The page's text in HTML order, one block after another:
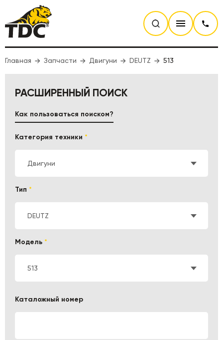
Главная Запчасти Двигуни DEUTZ 513
РАСШИРЕННЫЙ ПОИСК
Категория техники *
Двигуни
Тип *
DEUTZ
Модель *
513
Каталожный номер
Как пользоваться поиском?